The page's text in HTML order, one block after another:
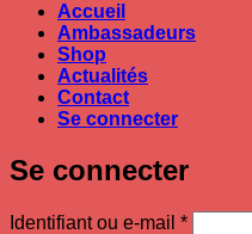
Accueil
Ambassadeurs
Shop
Actualités
Contact
Se connecter
Se connecter
Identifiant ou e-mail *